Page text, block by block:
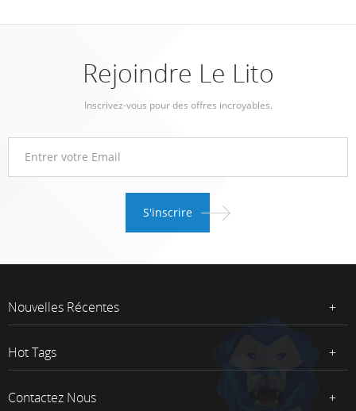
Rejoindre Le Lito
Inscrivez-vous pour des offres incroyables.
Nouvelles Récentes
Hot Tags
Contactez Nous